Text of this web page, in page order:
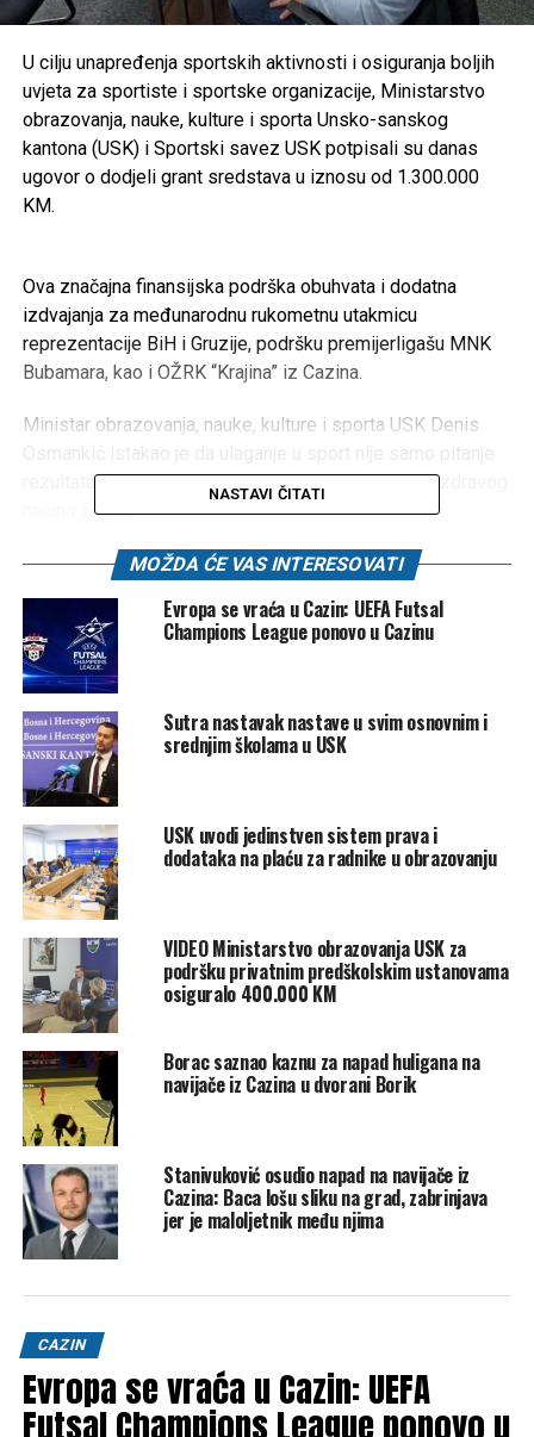
U cilju unapređenja sportskih aktivnosti i osiguranja boljih
uvjeta za sportiste i sportske organizacije, Ministarstvo
obrazovanja, nauke, kulture i sporta Unsko-sanskog
kantona (USK) i Sportski savez USK potpisali su danas
ugovor o dodjeli grant sredstava u iznosu od 1.300.000
KM.
Ova značajna finansijska podrška obuhvata i dodatna
izdvajanja za međunarodnu rukometnu utakmicu
reprezentacije BiH i Gruzije, podršku premijerligašu MNK
Bubamara, kao i OŽRK “Krajina” iz Cazina.
Ministar obrazovanja, nauke, kulture i sporta USK Denis
rezultata, već i jačanja društvenih veza i promocije zdravog
načina života.
– Kontinuirano ulaganje u sport, koje je prošle godine
Kantona da stvori bolje uvjete za sportiste i mlade ljude
koji se žele baviti sportom – kažu iz Ministarstva
obrazovanja.
Iz Sportskih saveza USK ističu da će ova sredstva
omogućiti sportistima bolje uvjete za rad i razvoj, te da je
svaki vid podrške ključan za održivost i napredak
– Ovo je važan korak u stvaranju sistemske podrške
sportu, koja će dugoročno donijeti rezultate – istakli su iz
tog saveza.
Zaključeno je da će ovakva ulaganja podići kvalitet
sportskog života u Unsko-sanskom kantonu i dodatno
motivirati mlade generacije da se aktivno bave sportom.
(FENA)
Share
Tweet Share
SPORTSKI SAVEZ USK
UP NEXT
Poljoprivrednici iz USK zaprijetili blokadama, obratili se
NASTAVI ČITATI
MOŽDA ĆE VAS INTERESOVATI
Evropa se vraća u Cazin: UEFA Futsal
Champions League ponovo u Cazinu
Sutra nastavak nastave u svim osnovnim i
srednjim školama u USK
USK uvodi jedinstven sistem prava i
dodataka na plaću za radnike u obrazovanju
VIDEO Ministarstvo obrazovanja USK za
podršku privatnim predškolskim ustanovama
osiguralo 400.000 KM
Borac saznao kaznu za napad huligana na
navijače iz Cazina u dvorani Borik
Stanivuković osudio napad na navijače iz
Cazina: Baca lošu sliku na grad, zabrinjava
jer je maloljetnik među njima
CAZIN
Evropa se vraća u Cazin: UEFA
Futsal Champions League ponovo u